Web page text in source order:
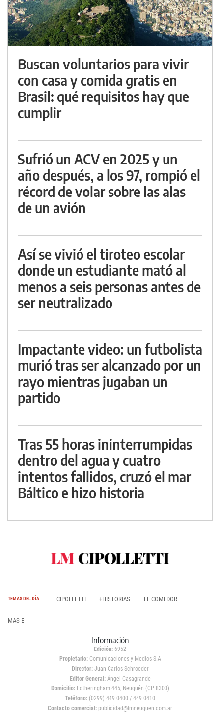
Buscan voluntarios para vivir
con casa y comida gratis en
Brasil: qué requisitos hay que
cumplir
Sufrió un ACV en 2025 y un
año después, a los 97, rompió el
récord de volar sobre las alas
de un avión
Así se vivió el tiroteo escolar
donde un estudiante mató al
menos a seis personas antes de
ser neutralizado
Impactante video: un futbolista
murió tras ser alcanzado por un
rayo mientras jugaban un
partido
Tras 55 horas ininterrumpidas
dentro del agua y cuatro
intentos fallidos, cruzó el mar
Báltico e hizo historia
TEMAS DEL DÍA CIPOLLETTI +HISTORIAS EL COMEDOR
MAS E
Información
Edición: 6952
Propietario:Comunicaciones y Medios S.A
Director: Juan Carlos Schroeder
Editor General:Ángel Casagrande
Domicilio:Fotheringham 445, Neuquén (CP 8300)
Teléfono: (0299) 449 0400 / 449 0410
Contacto comercial: publicidad@lmneuquen.com.ar